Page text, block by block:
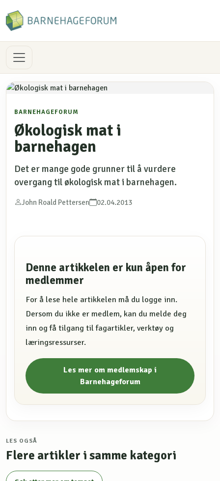
BARNEHAGEFORUM
Økologisk mat i
barnehagen
Det er mange gode grunner til å vurdere
overgang til økologisk mat i barnehagen.
John Roald Pettersen 02.04.2013
Denne artikkelen er kun åpen for
medlemmer
For å lese hele artikkelen må du logge inn.
Dersom du ikke er medlem, kan du melde deg
inn og få tilgang til fagartikler, verktøy og
læringsressurser.
Les mer om medlemskap i
Barnehageforum
LES OGSÅ
Flere artikler i samme kategori